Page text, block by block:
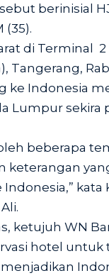
berinisial HJ
(35).
di Terminal 2
Tangerang,
ke Indonesia
Lumpur sekira
beberapa
keterangan
kata
ketujuh WN
hotel untuk